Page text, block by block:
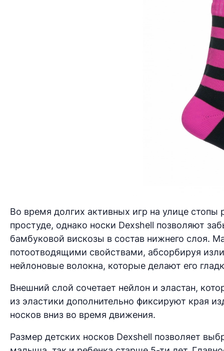
Во время долгих активных игр на улице
простуде, однако носки Dexshell позволяют
бамбуковой вискозы в состав нижнего слоя.
потоотводящими свойствами, абсорбируя
нейлоновые волокна, которые делают его
Внешний слой сочетает нейлон и эластан,
из эластики дополнительно фиксируют края
носков вниз во время движения.
Размер детских носков Dexshell позволяет